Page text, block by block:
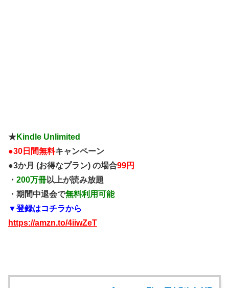
★Kindle Unlimited
●30日間無料キャンペーン
●3か月 (お得なプラン) の場合99円
・ 200万冊以上が読み放題
・期間中退会で無料利用可能
▼登録はコチラから
https://amzn.to/4iiwZeT